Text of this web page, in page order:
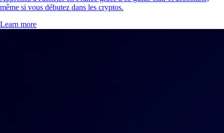
même si vous débutez dans les cryptos.
Learn more